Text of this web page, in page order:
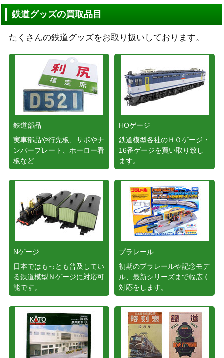
鉄道グッズの買取品目
たくさんの鉄道グッズをお取り扱いしております。
鉄道部品
実車部品や行先板、サボやナ
ンバープレート、ホーロー看
板など
HOゲージ
鉄道模型各社のＨＯゲージ・
16番ゲージを買い取り致し
ます。
Nゲージ
日本ではもっとも普及してい
る鉄道模型Ｎゲージに対応可
能です。
プラレール
初期のプラレールや記念モデ
ル、最新シリーズまで幅広く
対応をします。